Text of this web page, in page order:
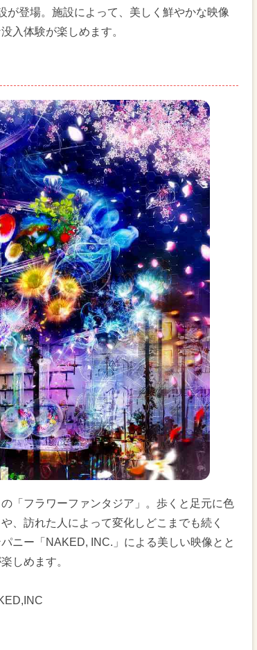
が登場。施設によって、美しく鮮やかな映像
入体験が楽しめます。
「フラワーファンタジア」。歩くと足元に色
、訪れた人によって変化しどこまでも続く
ニー「NAKED, INC.」による美しい映像とと
しめます。